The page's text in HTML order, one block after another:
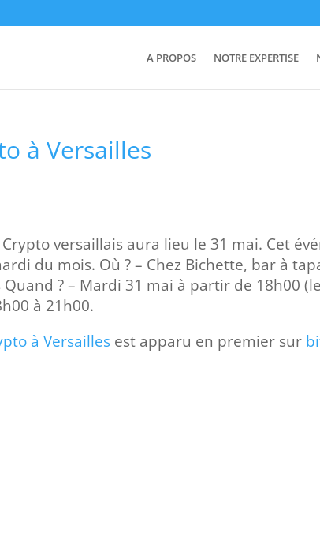
A PROPOS NOTRE EXPERTISE
à Versailles
versaillais aura lieu le 31 mai. Cet
du mois. Où ? – Chez Bichette, bar à
Quand ? – Mardi 31 mai à partir de 18h00
à 21h00.
à Versailles est apparu en premier sur